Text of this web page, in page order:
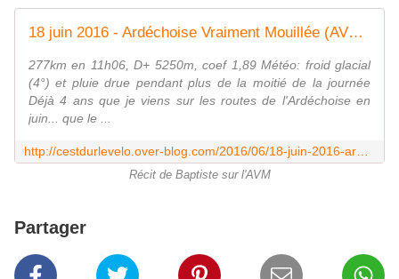
18 juin 2016 - Ardéchoise Vraiment Mouillée (AVM) - Le blog de cestdurlevelo
277km en 11h06, D+ 5250m, coef 1,89 Météo: froid glacial
(4°) et pluie drue pendant plus de la moitié de la journée
Déjà 4 ans que je viens sur les routes de l'Ardéchoise en
juin... que le ...
Récit de Baptiste sur l'AVM
Partager